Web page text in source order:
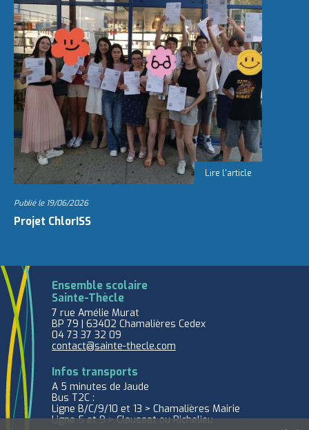
Publié le 19/06/2026
Projet ChlorISS
Ensemble scolaire
Sainte-Thècle
7 rue Amélie Murat
BP 79 | 63402 Chamalières Cedex
04 73 37 32 09
contact@sainte-thecle.com
Infos transports
A 5 minutes de Jaude
Bus T2C :
Ligne B/C/9/10 et 13 > Chamalières Mairie
Ligne 5 et 9 > Claussat ou Richelieu